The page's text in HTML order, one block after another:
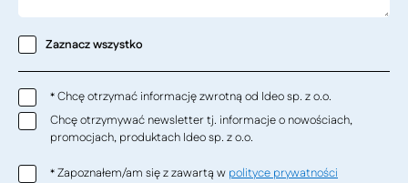
Zaznacz wszystko
*Chcę otrzymać informację zwrotną od Ideo sp. z o.o.
Chcę otrzymywać newsletter tj. informacje o nowościach,
promocjach, produktach Ideo sp. z o.o.
*Zapoznałem/am się z zawartą w polityce prywatności